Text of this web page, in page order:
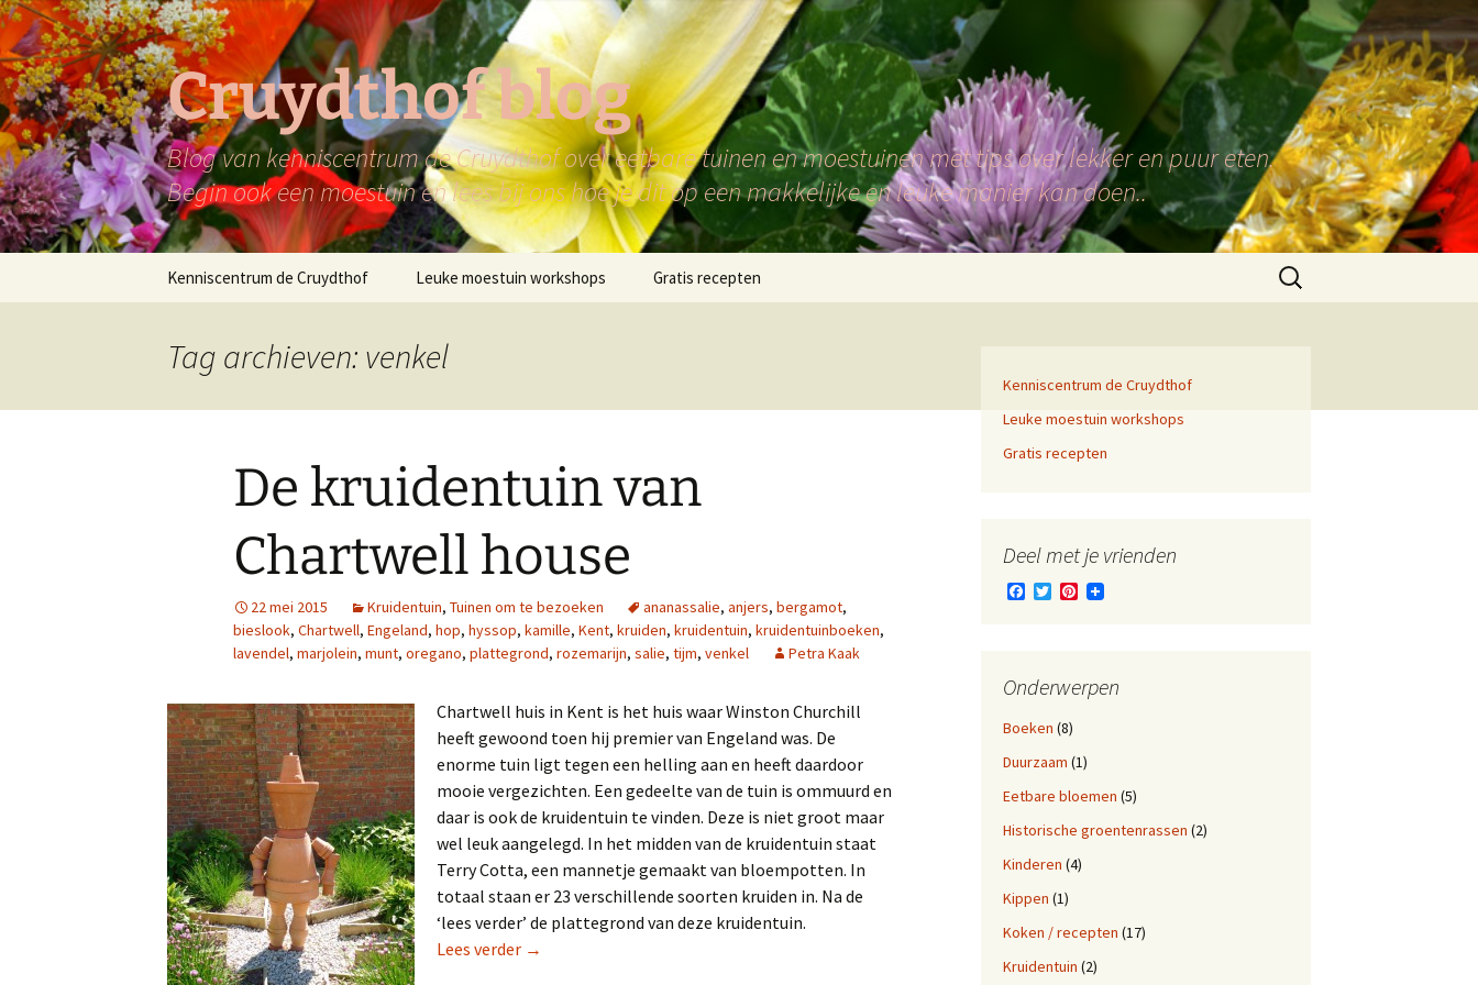
Ga
naar
de
inhoud
Cruydthof blog
Blog van kenniscentrum de Cruydthof over eetbare tuinen en moestuinen met tips over lekker en puur eten.
Begin ook een moestuin en lees bij ons hoe je dit op een makkelijke en leuke manier kan doen..
Kenniscentrum de Cruydthof Leuke moestuin workshops Gratis recepten
Zoeken
naar:
Tag archieven: venkel
De kruidentuin van
Chartwell house
22 mei 2015 Kruidentuin, Tuinen om te bezoeken ananassalie, anjers, bergamot,
bieslook, Chartwell, Engeland, hop, hyssop, kamille, Kent, kruiden, kruidentuin, kruidentuinboeken,
lavendel, marjolein, munt, oregano, plattegrond, rozemarijn, salie, tijm, venkel Petra Kaak
Chartwell huis in Kent is het huis waar Winston Churchill
heeft gewoond toen hij premier van Engeland was. De
enorme tuin ligt tegen een helling aan en heeft daardoor
mooie vergezichten. Een gedeelte van de tuin is ommuurd en
daar is ook de kruidentuin te vinden. Deze is niet groot maar
wel leuk aangelegd. In het midden van de kruidentuin staat
Terry Cotta, een mannetje gemaakt van bloempotten. In
totaal staan er 23 verschillende soorten kruiden in. Na de
‘lees verder’ de plattegrond van deze kruidentuin.
Lees verder De kruidentuin van Chartwell house
→
Kenniscentrum de Cruydthof
Leuke moestuin workshops
Gratis recepten
Deel met je vrienden
o
o
T
e
r
P
r
e
Onderwerpen
Boeken (8)
Duurzaam (1)
Eetbare bloemen (5)
Historische groentenrassen (2)
Kinderen (4)
Kippen (1)
Koken / recepten (17)
Kruidentuin (2)